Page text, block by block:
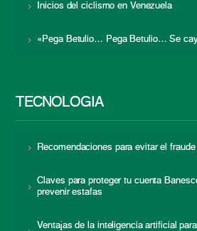
Inicios del ciclismo en Venezuela
«Pega Betulio… Pega Betulio… Se
TECNOLOGÍA
Recomendaciones para evitar el
Claves para proteger tu cuenta
prevenir estafas
Ventajas de la inteligencia artificial